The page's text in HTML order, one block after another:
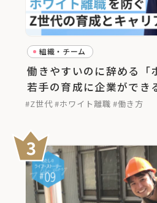
組織・チーム
働きやすいのに辞める「
若手の育成に企業ができ
#Z世代#ホワイト離職 #働き方